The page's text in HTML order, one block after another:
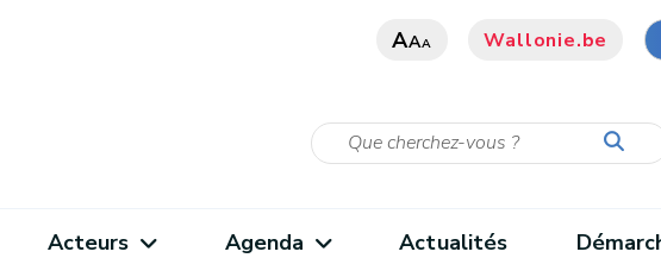
AAA Wallonie.be
Acteurs Agenda Actualités